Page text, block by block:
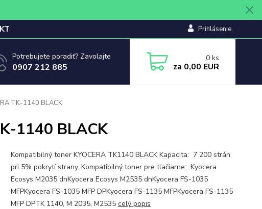
Prihlásenie
Potrebujete poradiť? Zavolajte
0907 212 885
0 ks
za 0,00 EUR
TK-1140 BLACK
1140 BLACK
Kompatibilný toner KYOCERA TK1140 BLACK Kapacita: 7 200 strán
pri 5% pokrytí strany. Kompatibilný toner pre tlačiarne: Kyocera
Ecosys M2035 dnKyocera Ecosys M2535 dnKyocera FS-1035
MFPKyocera FS-1035 MFP DPKyocera FS-1135 MFPKyocera FS-1135
MFP DPTK 1140, M 2035, M2535 celý popis